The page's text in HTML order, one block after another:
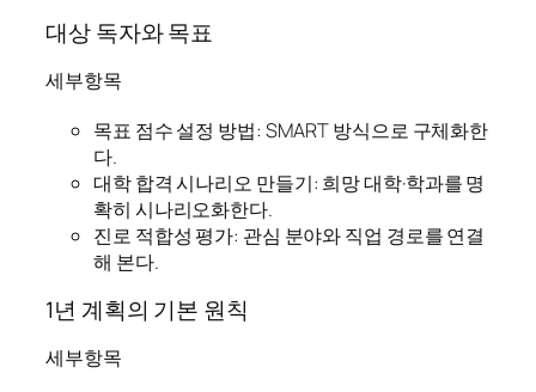
대상 독자와 목표
세부항목
목표 점수 설정 방법: SMART 방식으로 구체화한
다.
대학 합격 시나리오 만들기: 희망 대학·학과를 명
확히 시나리오화한다.
진로 적합성 평가: 관심 분야와 직업 경로를 연결
해 본다.
1년 계획의 기본 원칙
세부항목